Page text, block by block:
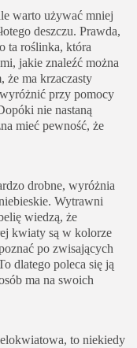
warto używać mniej
deszczu. Prawda,
ta roślinka, która
jakie znaleźć można
że ma krzaczasty
przy pomocy
nie nastaną
mieć pewność, że
drobne, wyróżnia
Wytrawni
wiedzą, że
kwiaty są w kolorze
po zwisających
dlatego poleca się ją
ma na swoich
to niekiedy